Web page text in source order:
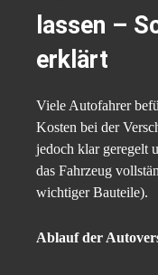
lassen –
erklärt
Viele Autofahrer
Kosten bei der
jedoch klar geregelt
das Fahrzeug
wichtiger Bauteile).
Ablauf der